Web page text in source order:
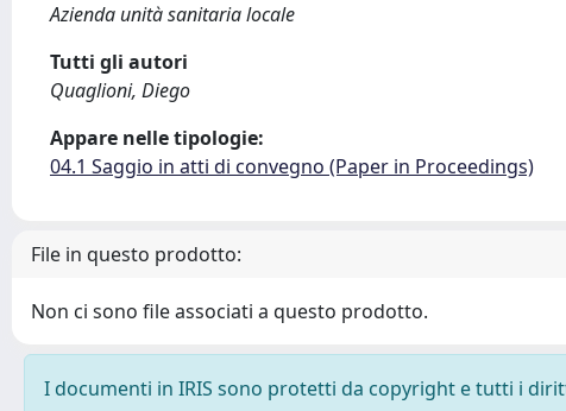
Azienda unità sanitaria locale
Tutti gli autori
Quaglioni, Diego
Appare nelle tipologie:
04.1 Saggio in atti di convegno (Paper in Proceedings)
File in questo prodotto:
Non ci sono file associati a questo prodotto.
I documenti in IRIS sono protetti da copyright e tutti i